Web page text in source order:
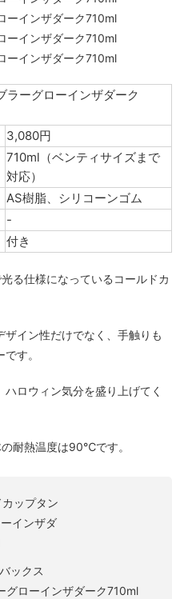
ラーグローインザダーク
3,080円
710ml（ベンティサイズまで
対応）
AS樹脂、シリコーンゴム
-
付き
る仕様になっているコールドカ
イン性だけでなく、手触りも
す。
ロウィン気分を盛り上げてく
耐熱温度は90℃です。
ックス
グローインザダーク710ml